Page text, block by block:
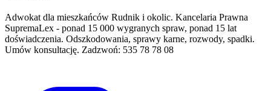
Adwokat dla mieszkańców Rudnik i okolic. Kancelaria Prawna
SupremaLex - ponad 15 000 wygranych spraw, ponad 15 lat
doświadczenia. Odszkodowania, sprawy karne, rozwody, spadki.
Umów konsultację. Zadzwoń: 535 78 78 08